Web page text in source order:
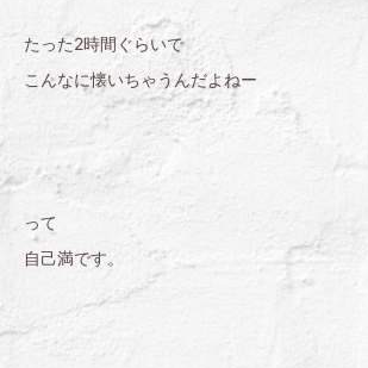
たった2時間ぐらいで
こんなに懐いちゃうんだよねー
って
自己満です。